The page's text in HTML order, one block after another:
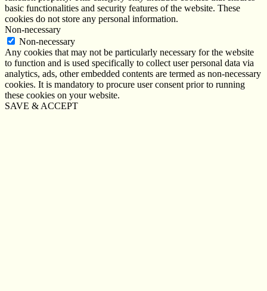
basic functionalities and security features of the website. These
cookies do not store any personal information.
Non-necessary
Non-necessary
Any cookies that may not be particularly necessary for the website
to function and is used specifically to collect user personal data via
analytics, ads, other embedded contents are termed as non-necessary
cookies. It is mandatory to procure user consent prior to running
these cookies on your website.
SAVE & ACCEPT